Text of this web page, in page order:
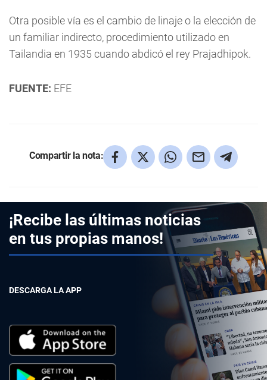
Otra posible vía es el cambio de linaje o la elección de
un familiar indirecto, procedimiento utilizado en
Tailandia en 1935 cuando abdicó el rey Prajadhipok.
FUENTE: EFE
Compartir la nota:
¡Recibe las últimas noticias
en tus propias manos!
DESCARGA LA APP